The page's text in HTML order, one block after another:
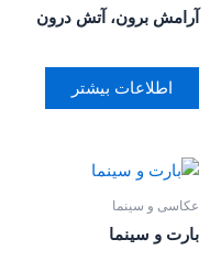
آرامش برون، آتش درون
اطلاعات بیشتر
عکاسی و سینما
بارت و سینما